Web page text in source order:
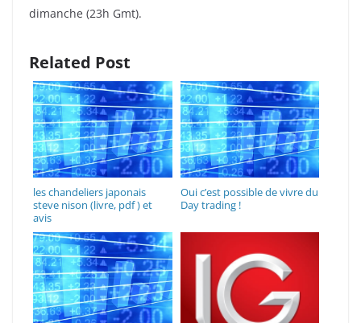
dimanche (23h Gmt).
Related Post
les chandeliers japonais
steve nison (livre, pdf ) et
avis
Oui c’est possible de vivre du
Day trading !